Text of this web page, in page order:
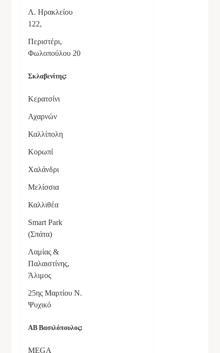
Λ. Ηρακλείου
122,
Περιστέρι,
Φωλοπούλου 20
Σκλαβενίτης:
Κερατσίνι
Αχαρνών
Καλλίπολη
Κορωπί
Χαλάνδρι
Μελίσσια
Καλλιθέα
Smart Park
(Σπάτα)
Λαμίας &
Παλαιστίνης,
Άλιμος
25ης Μαρτίου Ν.
Ψυχικό
ΑΒ Βασιλόπουλος:
MEGA